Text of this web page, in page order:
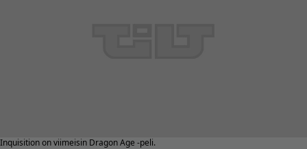
Inquisition on viimeisin Dragon Age -peli.